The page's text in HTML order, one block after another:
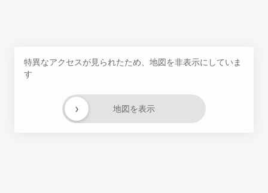
特異なアクセスが見られたため、地図を非表示にしていま
す
地図を表示
›